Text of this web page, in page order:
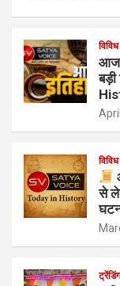
विविध
आज
विविध
से
ट्रेंडिंग